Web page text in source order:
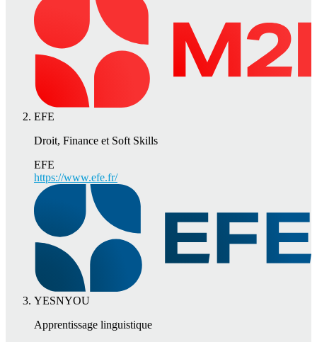
EFE
Droit, Finance et Soft Skills
EFE
https://www.efe.fr/
YESNYOU
Apprentissage linguistique